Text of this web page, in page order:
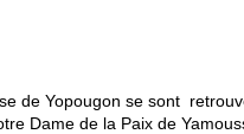
de Yopougon se sont
Dame de la Paix de